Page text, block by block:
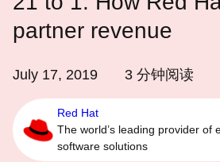
partner revenue
July 17, 2019 3 分钟阅读
Red Hat
The world’s leading provider of
software solutions